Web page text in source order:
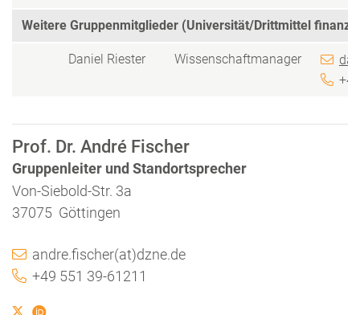
Prof. Dr. André Fischer
Gruppenleiter und Standortsprecher
Von-Siebold-Str. 3a
37075 Göttingen
andre.fischer(at)dzne.de
+49 551 39-61211
Weitere Gruppenmitglieder (Universität/Drittmittel
Daniel Riester Wissenschaftmanager